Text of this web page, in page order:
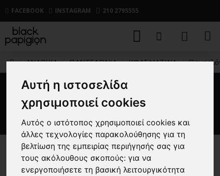
Αυτή η ιστοσελίδα
χρησιμοποιεί cookies
Αυτός ο ιστότοπος χρησιμοποιεί cookies και
άλλες τεχνολογίες παρακολούθησης για τη
βελτίωση της εμπειρίας περιήγησής σας για
τους ακόλουθους σκοπούς:για να
ενεργοποιήσετε τη βασική λειτουργικότητα
FACEBOOK INSTAGRAM 210 2795555
ΑΝΔΡΙΚΑ ΠΑΝΤΕΛΟΝΙΑ ΥΦΑΣΜΑΤΙΝΑ
Παντελόνι Denim Attitude
μπλε